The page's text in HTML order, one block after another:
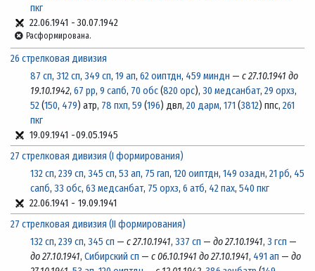
пкг
22.06.1941 -30.07.1942
Расформирована.
26 стрелковая дивизия
87 сп, 312 сп, 349 сп, 19 ап, 62 оиптдн, 459 миндн — с 27.10.1941 до
19.10.1942, 67 рр, 9 сапб, 70 обс(820 орс), 30 медсанбат, 29 орхз,
52(150, 479) атр, 78 пхп, 59 (196) двл, 20 дарм, 171 (3812) ппс, 261
пкг
19.09.1941 -09.05.1945
27 стрелковая дивизия (I формирования)
132 сп, 239 сп, 345 сп, 53 ап, 75 гап, 120 оиптдн, 149 озадн, 21 рб, 45
сапб, 33 обс, 63 медсанбат, 75 орхз, 6 атб, 42 пах, 540 пкг
22.06.1941 - 19.09.1941
27 стрелковая дивизия (II формирования)
132 сп, 239 сп, 345 сп — с 27.10.1941, 337 сп — до 27.10.1941, 3 гсп —
до 27.10.1941, Сибирский сп — с 06.10.1941 до 27.10.1941, 491 ап — до